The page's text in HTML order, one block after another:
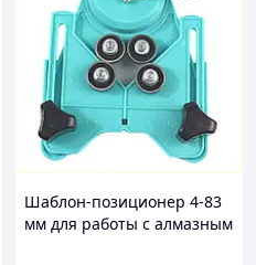
Шаблон-позиционер 4-83
мм для работы с алмазным